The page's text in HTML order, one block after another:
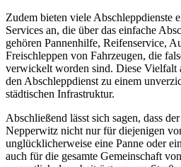
Zudem bieten viele Abschleppdienste
Services an, die über das einfache
gehören Pannenhilfe, Reifenservice,
Freischleppen von Fahrzeugen, die
verwickelt worden sind. Diese Vielfalt
den Abschleppdienst zu einem
städtischen Infrastruktur.
Abschließend lässt sich sagen, dass
Nepperwitz nicht nur für diejenigen
unglücklicherweise eine Panne oder
auch für die gesamte Gemeinschaft